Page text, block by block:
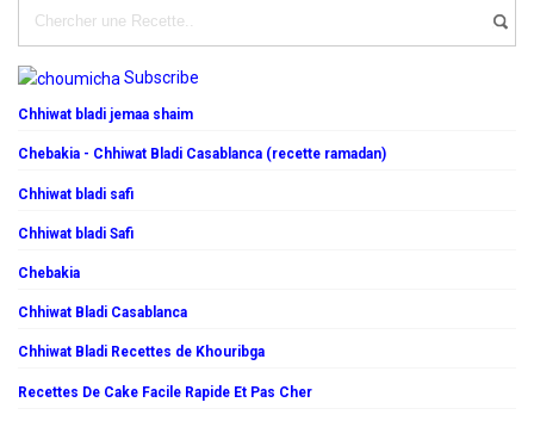
Subscribe
Chhiwat bladi jemaa shaim
Chebakia - Chhiwat Bladi Casablanca (recette ramadan)
Chhiwat bladi safi
Chhiwat bladi Safi
Chebakia
Chhiwat Bladi Casablanca
Chhiwat Bladi Recettes de Khouribga
Recettes De Cake Facile Rapide Et Pas Cher